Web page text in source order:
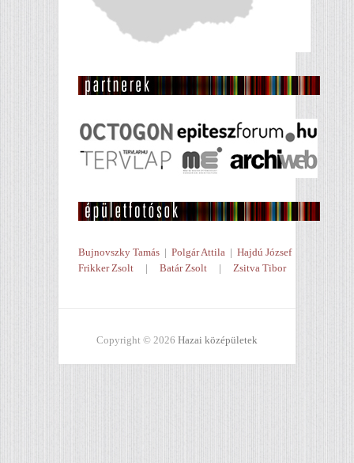
Bujnovszky Tamás | Polgár Attila | Hajdú József
Frikker Zsolt | Batár Zsolt | Zsitva Tibor
Copyright © 2026 Hazai középületek